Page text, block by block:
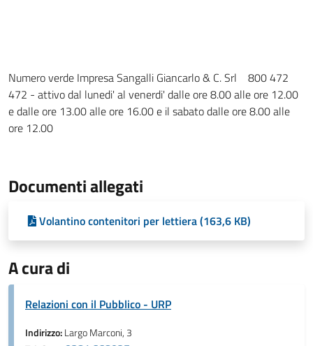
Numero verde Impresa Sangalli Giancarlo & C. Srl 800 472
472 - attivo dal lunedi' al venerdi' dalle ore 8.00 alle ore 12.00
e dalle ore 13.00 alle ore 16.00 e il sabato dalle ore 8.00 alle
ore 12.00
Documenti allegati
Volantino contenitori per lettiera (163,6 KB)
A cura di
Relazioni con il Pubblico - URP
Indirizzo:Largo Marconi, 3